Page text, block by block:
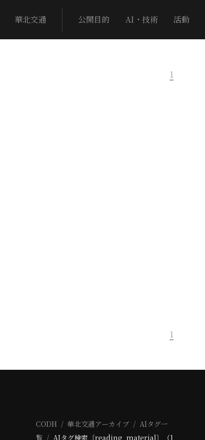
華北交通 公開目的 AI・技術 活動
1
1
CODH 華北交通アーカイブ
AIタグ一
覧
AIタグ検索〔reading_material〕（1